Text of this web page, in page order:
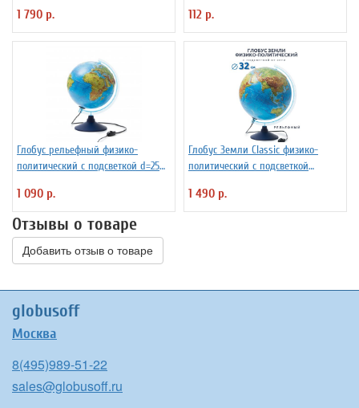
1 790 р. 112 р.
Глобус рельефный физико-
политический с подсветкой d=25
1 090 р.
Глобус Земли Classic физико-
политический с подсветкой
1 490 р.
Отзывы о товаре
Добавить отзыв о товаре
globusoff
Москва
8(495)989-51-22
sales@globusoff.ru